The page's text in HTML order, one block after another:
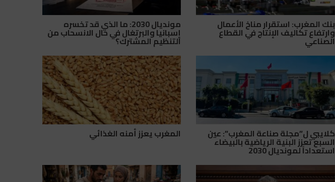
بنك المغرب: استقرار مناخ الأعمال
وارتفاع تكاليف الإنتاج في القطاع
الصناعي
مونديال 2030: ما الذي قد تخسره
إسبانيا والبرتغال في حال الانسحاب من
التنظيم المشترك؟
كلايبي ل”مجلة صناعة المغرب”: عين
السبع تعزز البنية الرياضية بالبيضاء
استعداداً لمونديال 2030
المغرب يعزز أمنه الغذائي